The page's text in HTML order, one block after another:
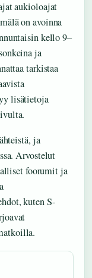
aukioloajat
on avoinna
kello 9–
ja
tarkistaa
lisätietoja
ja
Arvostelut
foorumit ja
kuten S-